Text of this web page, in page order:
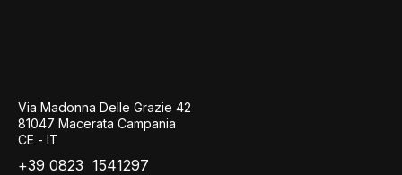
Via Madonna Delle Grazie 42
81047 Macerata Campania
CE - IT
+39 0823 1541297